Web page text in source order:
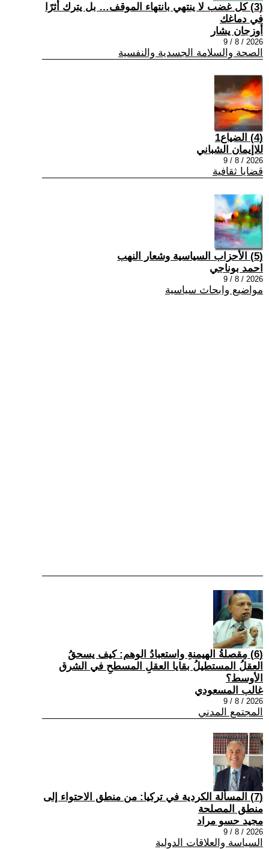
(3) كل غضب لا ينتهي بانتهاء الموقف… بل يترك أثرًا
في دماغك
أوزجان يشار
2026 / 8 / 9
الصحة والسلامة الجسدية والنفسية
(4) الضياع1
للاإيمان الشباني
2026 / 8 / 9
قضايا ثقافية
(5) الأحزاب السياسية وشعار النهب
احمد بوناجي
2026 / 8 / 9
مواضيع وابحاث سياسية
(6) مِقصلةُ الهيمنةِ واستعبادُ الوهم: كيف يسحقُ
العقلُ المستطيلُ بقايا العقلِ المسطحِ في الشرق
الأوسط؟
غالب المسعودي
2026 / 8 / 9
المجتمع المدني
(7) المسألة الكردية في تركيا: من منطق الاحتواء إلى
منطق المصلحة
مجيد حسو مراد
2026 / 8 / 9
السياسة والعلاقات الدولية